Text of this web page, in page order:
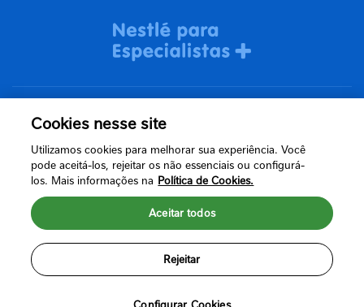
Termos de uso
Política de Privacidade
Cookies nesse site
Utilizamos cookies para melhorar sua experiência. Você
pode aceitá-los, rejeitar os não essenciais ou configurá-
los. Mais informações na Política de Cookies.
Rejeitar
Aceitar todos